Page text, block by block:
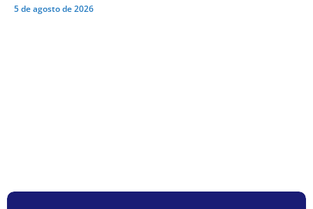
5 de agosto de 2026